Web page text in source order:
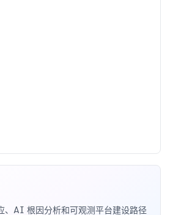
、AI 根因分析和可观测平台建设路径